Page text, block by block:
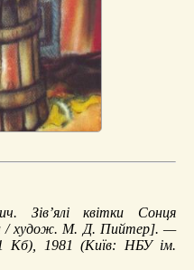
Зів’ялі квітки Сонця
/ худож. М. Д. Пийтер]. —
Кб), 1981 (Київ: НБУ ім.